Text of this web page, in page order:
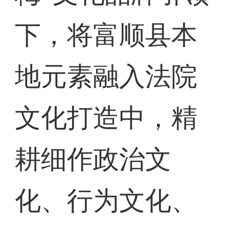
下，将富顺县本
地元素融入法院
文化打造中，精
耕细作政治文
化、行为文化、